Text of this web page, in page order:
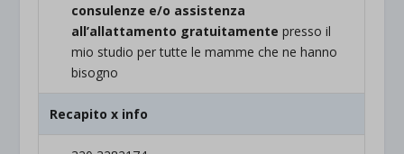
consulenze e/o assistenza
all’allattamento gratuitamente presso il
mio studio per tutte le mamme che ne hanno
bisogno
Recapito x info